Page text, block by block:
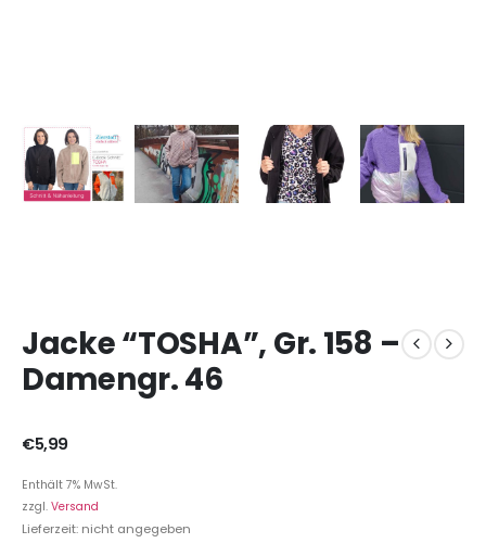
Jacke “TOSHA”, Gr. 158 –
Damengr. 46
€5,99
Enthält 7% MwSt.
zzgl. Versand
Lieferzeit: nicht angegeben